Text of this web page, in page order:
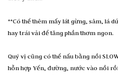
**Có thể thêm mấy lát gừng, sâm, lá
hay trái vải để tăng phần thơm ngon.
Quý vị cũng có thể nấu bằng nồi
hỗn hợp Yến, đường, nước vào nồi